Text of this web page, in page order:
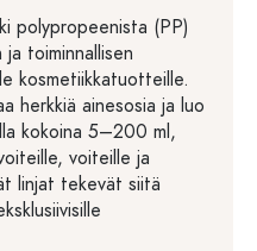
polypropeenista (PP)
toiminnallisen
kosmetiikkatuotteille.
herkkiä ainesosia ja luo
kokoina 5–200 ml,
voiteille ja
linjat tekevät siitä